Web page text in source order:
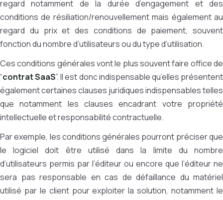
regard notamment de la durée d’engagement et des
conditions de résiliation/renouvellement mais également au
regard du prix et des conditions de paiement, souvent
fonction du nombre d’utilisateurs ou du type d’utilisation.
Ces conditions générales vont le plus souvent faire office de
“contrat SaaS”. Il est donc indispensable qu’elles présentent
également certaines clauses juridiques indispensables telles
que notamment les clauses encadrant votre propriété
intellectuelle et responsabilité contractuelle.
Par exemple, les conditions générales pourront préciser que
le logiciel doit être utilisé dans la limite du nombre
d’utilisateurs permis par l’éditeur ou encore que l’éditeur ne
sera pas responsable en cas de défaillance du matériel
utilisé par le client pour exploiter la solution, notamment le